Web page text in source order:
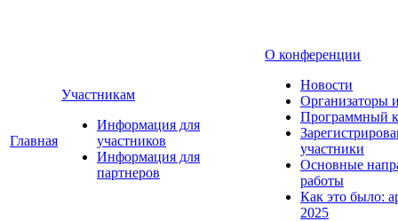
Главная
Участникам
Информация для
участников
Информация для
партнеров
О конференции
Новости
Организаторы
Программный
участники
Основные
работы
Как это было:
2025